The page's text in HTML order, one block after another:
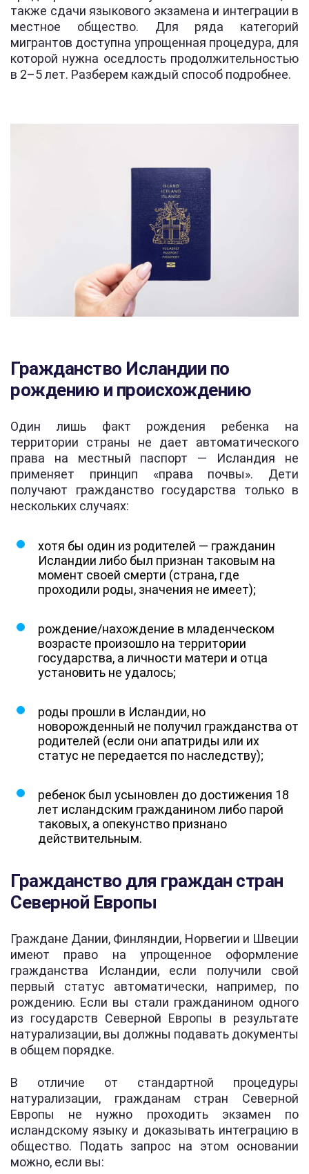
также сдачи языкового экзамена и интеграции в
местное общество. Для ряда категорий
мигрантов доступна упрощенная процедура, для
которой нужна оседлость продолжительностью
в 2–5 лет. Разберем каждый способ подробнее.
Гражданство Исландии по
рождению и происхождению
Один лишь факт рождения ребенка на
территории страны не дает автоматического
права на местный паспорт — Исландия не
применяет принцип «права почвы». Дети
получают гражданство государства только в
нескольких случаях:
хотя бы один из родителей — гражданин
Исландии либо был признан таковым на
момент своей смерти (страна, где
проходили роды, значения не имеет);
рождение/нахождение в младенческом
возрасте произошло на территории
государства, а личности матери и отца
установить не удалось;
роды прошли в Исландии, но
новорожденный не получил гражданства от
родителей (если они апатриды или их
статус не передается по наследству);
ребенок был усыновлен до достижения 18
лет исландским гражданином либо парой
таковых, а опекунство признано
действительным.
Гражданство для граждан стран
Северной Европы
Граждане Дании, Финляндии, Норвегии и Швеции
имеют право на упрощенное оформление
гражданства Исландии, если получили свой
первый статус автоматически, например, по
рождению. Если вы стали гражданином одного
из государств Северной Европы в результате
натурализации, вы должны подавать документы
в общем порядке.
В отличие от стандартной процедуры
натурализации, гражданам стран Северной
Европы не нужно проходить экзамен по
исландскому языку и доказывать интеграцию в
общество. Подать запрос на этом основании
можно, если вы: